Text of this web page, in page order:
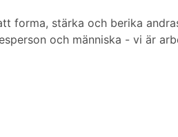
forma, stärka och berika
och människa - vi är